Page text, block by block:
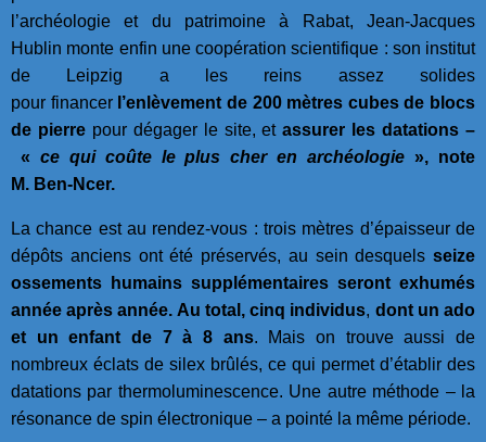
l’archéologie et du patrimoine à Rabat, Jean-Jacques
Hublin monte enfin une coopération scientifique : son institut
de Leipzig a les reins assez solides
pour financer l’enlèvement de 200 mètres cubes de blocs
de pierrepour dégager le site, etassurer les datations –
« ce qui coûte le plus cher en archéologie », note
M. Ben-Ncer.
La chance est au rendez-vous : trois mètres d’épaisseur de
dépôts anciens ont été préservés, au sein desquels seize
ossements humains supplémentaires seront exhumés
année après année. Au total, cinq individus, dont un ado
et un enfant de 7 à 8 ans. Mais on trouve aussi de
nombreux éclats de silex brûlés, ce qui permet d’établir des
datations par thermoluminescence. Une autre méthode – la
résonance de spin électronique – a pointé la même période.